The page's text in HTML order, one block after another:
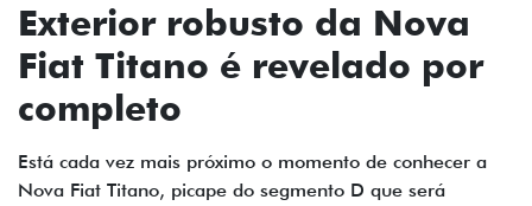
Exterior robusto da Nova
Fiat Titano é revelado por
completo
Está cada vez mais próximo o momento de conhecer a
Nova Fiat Titano, picape do segmento D que será